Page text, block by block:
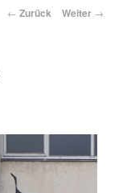
Beitrags-
← Zurück Weiter →